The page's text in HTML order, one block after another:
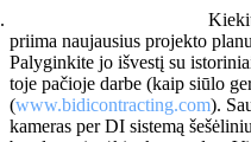
priima naujausius projekto
Palyginkite jo išvestį su
toje pačioje darbe (kaip siūlo
(www.bidicontracting.com).
kameras per DI sistemą